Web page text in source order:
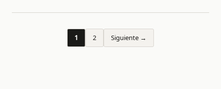
1 2 Siguiente →